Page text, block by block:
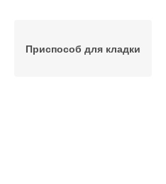
Приспособ для кладки